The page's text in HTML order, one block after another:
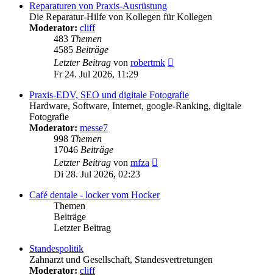
Reparaturen von Praxis-Ausrüstung
Die Reparatur-Hilfe von Kollegen für Kollegen
Moderator: cliff
483 Themen
4585 Beiträge
Letzter Beitrag von robertmk
Fr 24. Jul 2026, 11:29
Praxis-EDV, SEO und digitale Fotografie
Hardware, Software, Internet, google-Ranking, digitale
Fotografie
Moderator: messe7
998 Themen
17046 Beiträge
Letzter Beitrag von mfza
Di 28. Jul 2026, 02:23
Café dentale - locker vom Hocker
Themen
Beiträge
Letzter Beitrag
Standespolitik
Zahnarzt und Gesellschaft, Standesvertretungen
Moderator: cliff